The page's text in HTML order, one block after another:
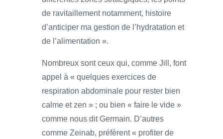
de ravitaillement notamment, histoire
d’anticiper ma gestion de l’hydratation et
de l’alimentation ».
Nombreux sont ceux qui, comme Jill, font
appel à « quelques exercices de
respiration abdominale pour rester bien
calme et zen » ; ou bien « faire le vide »
comme nous dit Germain. D’autres
comme Zeinab, préfèrent « profiter de